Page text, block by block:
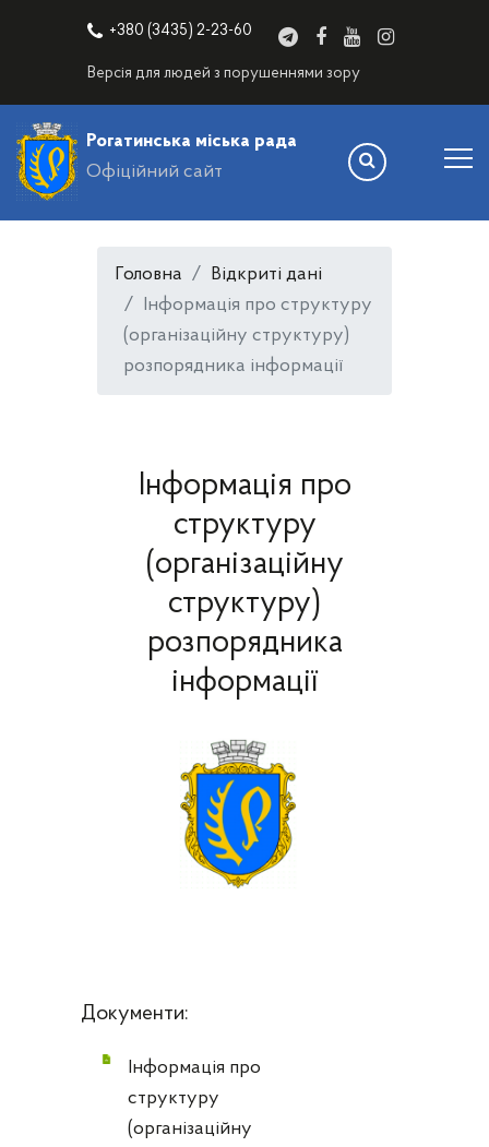
+380 (3435) 2-23-60
Версія для людей з порушеннями зору
Рогатинська міська рада
Офіційний сайт
Головна
Відкриті дані
Інформація про структуру
(організаційну структуру)
розпорядника інформації
Інформація про
структуру
(організаційну
структуру)
розпорядника
інформації
Документи:
Інформація про
структуру
(організаційну